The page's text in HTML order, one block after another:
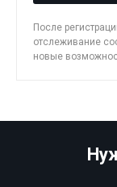
После
отслеживание
новые